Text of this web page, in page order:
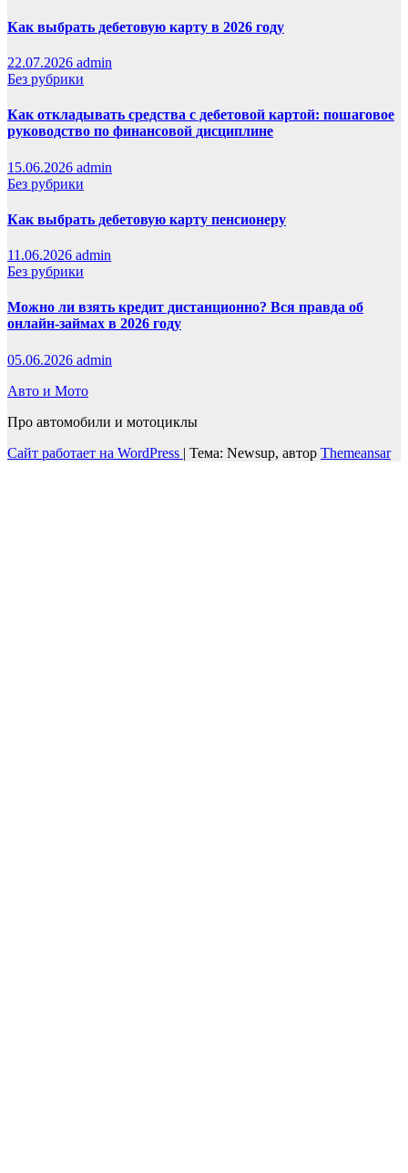
Как выбрать дебетовую карту в 2026 году
22.07.2026 admin
Без рубрики
Как откладывать средства с дебетовой картой: пошаговое
руководство по финансовой дисциплине
15.06.2026 admin
Без рубрики
Как выбрать дебетовую карту пенсионеру
11.06.2026 admin
Без рубрики
Можно ли взять кредит дистанционно? Вся правда об
онлайн-займах в 2026 году
05.06.2026 admin
Авто и Мото
Про автомобили и мотоциклы
Сайт работает на WordPress | Тема: Newsup, автор Themeansar